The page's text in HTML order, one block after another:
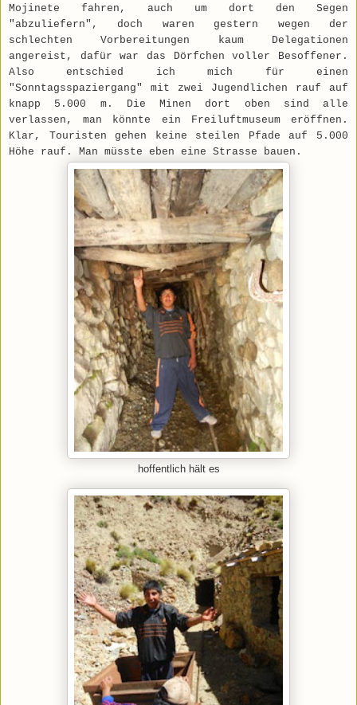
Mojinete fahren, auch um dort den Segen
"abzuliefern", doch waren gestern wegen der
schlechten Vorbereitungen kaum Delegationen
angereist, dafür war das Dörfchen voller Besoffener.
Also entschied ich mich für einen
"Sonntagsspaziergang" mit zwei Jugendlichen rauf auf
knapp 5.000 m. Die Minen dort oben sind alle
verlassen, man könnte ein Freiluftmuseum eröffnen.
Klar, Touristen gehen keine steilen Pfade auf 5.000
Höhe rauf. Man müsste eben eine Strasse bauen.
hoffentlich hält es